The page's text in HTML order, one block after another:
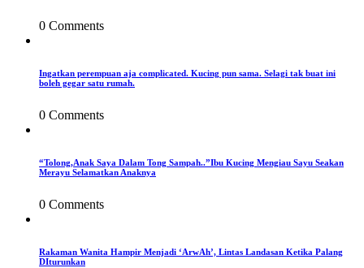
0 Comments
Ingatkan perempuan aja complicated. Kucing pun sama. Selagi tak buat ini
boleh gegar satu rumah.
0 Comments
“Tolong,Anak Saya Dalam Tong Sampah..”Ibu Kucing Mengiau Sayu Seakan
Merayu Selamatkan Anaknya
0 Comments
Rakaman Wanita Hampir Menjadi ‘ArwAh’, Lintas Landasan Ketika Palang
DIturunkan